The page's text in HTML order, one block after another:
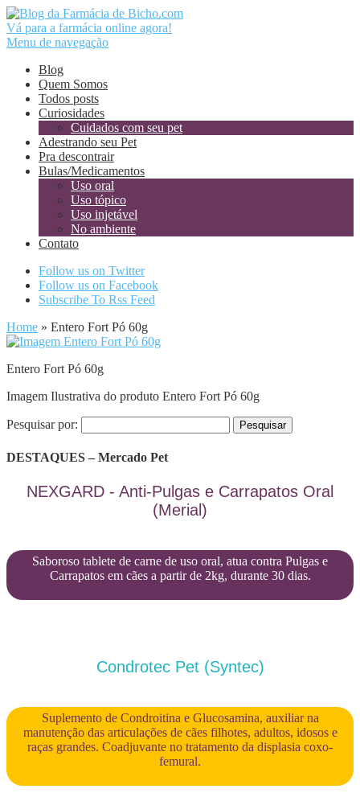
Vá para a farmácia online agora!
Menu de navegação
Blog
Quem Somos
Todos posts
Curiosidades
Cuidados com seu pet
Adestrando seu Pet
Pra descontrair
Bulas/Medicamentos
Uso oral
Uso tópico
Uso injetável
No ambiente
Contato
Follow us on Twitter
Follow us on Facebook
Subscribe To Rss Feed
Home » Entero Fort Pó 60g
Entero Fort Pó 60g
Imagem Ilustrativa do produto Entero Fort Pó 60g
Pesquisar por:
DESTAQUES – Mercado Pet
NEXGARD - Anti-Pulgas e Carrapatos Oral
(Merial)
Saboroso tablete de carne de uso oral, atua contra Pulgas e
Carrapatos em cães a partir de 2kg, durante 30 dias.
Condrotec Pet (Syntec)
Suplemento de Condroitina e Glucosamina, auxiliar na
manutenção das articulações de cães filhotes, adultos, idosos e
raças grandes. Coadjuvante no tratamento da displasia coxo-
femural.